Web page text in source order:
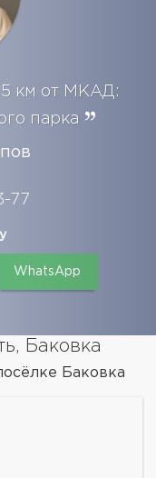
5 км от МКАД:
парка
77
WhatsApp
Баковка
Баковка